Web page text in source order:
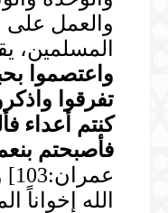
والعمل على
المسلمين،
واعتصموا
تفرقوا
كنتم أعداء
فأصبحتم
الله إخواناً